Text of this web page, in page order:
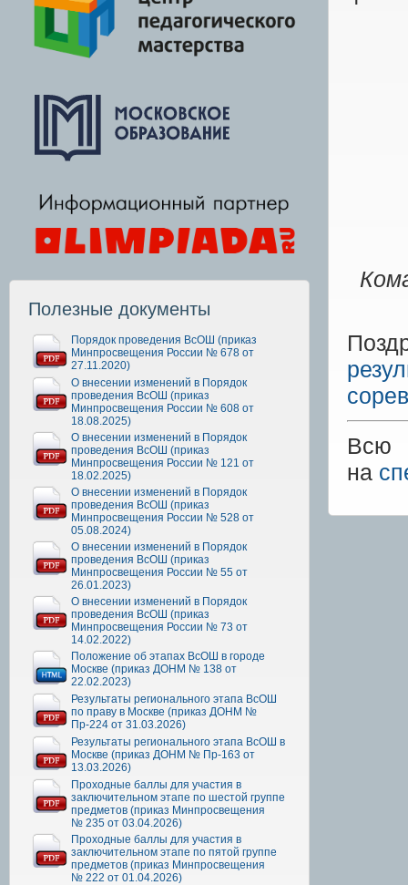
Полезные документы
Порядок проведения ВсОШ (приказ
Минпросвещения России № 678 от
27.11.2020)
О внесении изменений в Порядок
проведения ВсОШ (приказ
Минпросвещения России № 608 от
18.08.2025)
О внесении изменений в Порядок
проведения ВсОШ (приказ
Минпросвещения России № 121 от
18.02.2025)
О внесении изменений в Порядок
проведения ВсОШ (приказ
Минпросвещения России № 528 от
05.08.2024)
О внесении изменений в Порядок
проведения ВсОШ (приказ
Минпросвещения России № 55 от
26.01.2023)
О внесении изменений в Порядок
проведения ВсОШ (приказ
Минпросвещения России № 73 от
14.02.2022)
Положение об этапах ВсОШ в городе
Москве (приказ ДОНМ № 138 от
22.02.2023)
Результаты регионального этапа ВсОШ
по праву в Москве (приказ ДОНМ №
Пр-224 от 31.03.2026)
Результаты регионального этапа ВсОШ в
Москве (приказ ДОНМ № Пр-163 от
13.03.2026)
Проходные баллы для участия в
заключительном этапе по шестой группе
предметов (приказ Минпросвещения
№ 235 от 03.04.2026)
Проходные баллы для участия в
заключительном этапе по пятой группе
предметов (приказ Минпросвещения
№ 222 от 01.04.2026)
Всю
на